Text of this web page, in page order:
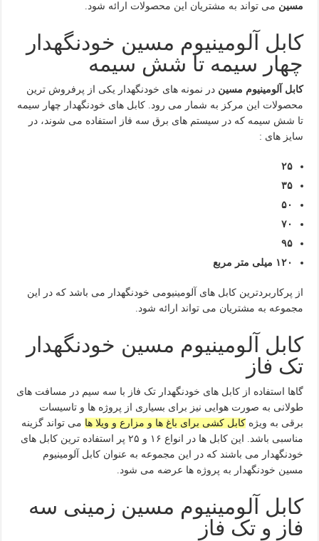
مسین می تواند به مشتریان این محصولات ارائه شود.
کابل آلومینیوم مسین خودنگهدار
چهار سیمه تا شش سیمه
کابل آلومینیوم مسین در نمونه های خودنگهدار یکی از پرفروش ترین
محصولات این مرکز به شمار می رود. کابل های خودنگهدار چهار سیمه
تا شش سیمه که در سیستم های برق سه فاز استفاده می شوند، در
سایز های :
۲۵
۳۵
۵۰
۷۰
۹۵
۱۲۰ میلی متر مربع
از پرکاربردترین کابل های آلومینیومی خودنگهدار می باشد که در این
مجموعه به مشتریان می تواند ارائه شود.
کابل آلومینیوم مسین خودنگهدار
تک فاز
گاها استفاده از کابل های خودنگهدار تک فاز با سه سیم در مسافت های
طولانی به صورت هوایی نیز برای بسیاری از پروژه ها و تاسیسات
برقی به ویژهکابل کشی برای باغ ها و مزارع و ویلا ها می تواند گزینه
مناسبی باشد. این کابل ها در انواع ۱۶ و ۲۵ پر استفاده ترین کابل های
خودنگهدار می باشند که در این مجموعه به عنوان کابل آلومینیوم
مسین خودنگهدار به پروژه ها عرضه می شود.
کابل آلومینیوم مسین زمینی سه
فاز و تک فاز